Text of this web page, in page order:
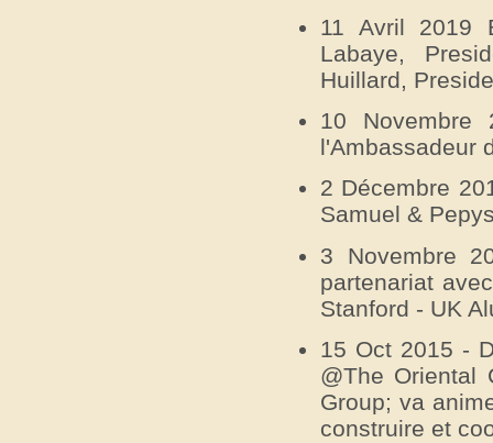
11 Avril 2019
Labaye,
Huillard,
10 Novembre
l'Ambassadeur
2 Décembre
Samuel &
3 Novembre
partenariat
Stanford - UK
15 Oct 2015 -
@The Oriental
Group; va
construire et